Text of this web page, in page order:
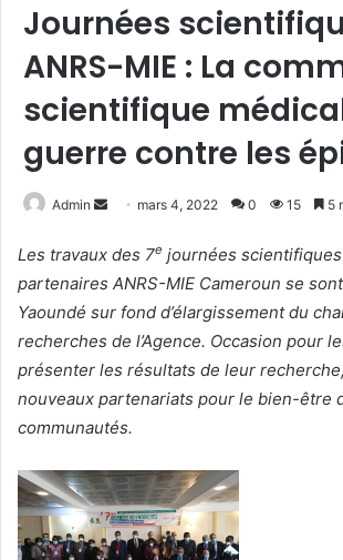
Journées
ANRS-MIE : La
scientifique
guerre contre les
Admin
v
o
y
e
r
o
u
r
r
mars 4, 2022 0 15 5
Les travaux des 7e journées
partenaires ANRS-MIE Cameroun se
Yaoundé sur fond d’élargissement du
recherches de l’Agence. Occasion pour
présenter les résultats de leur
nouveaux partenariats pour le bien-être
communautés.